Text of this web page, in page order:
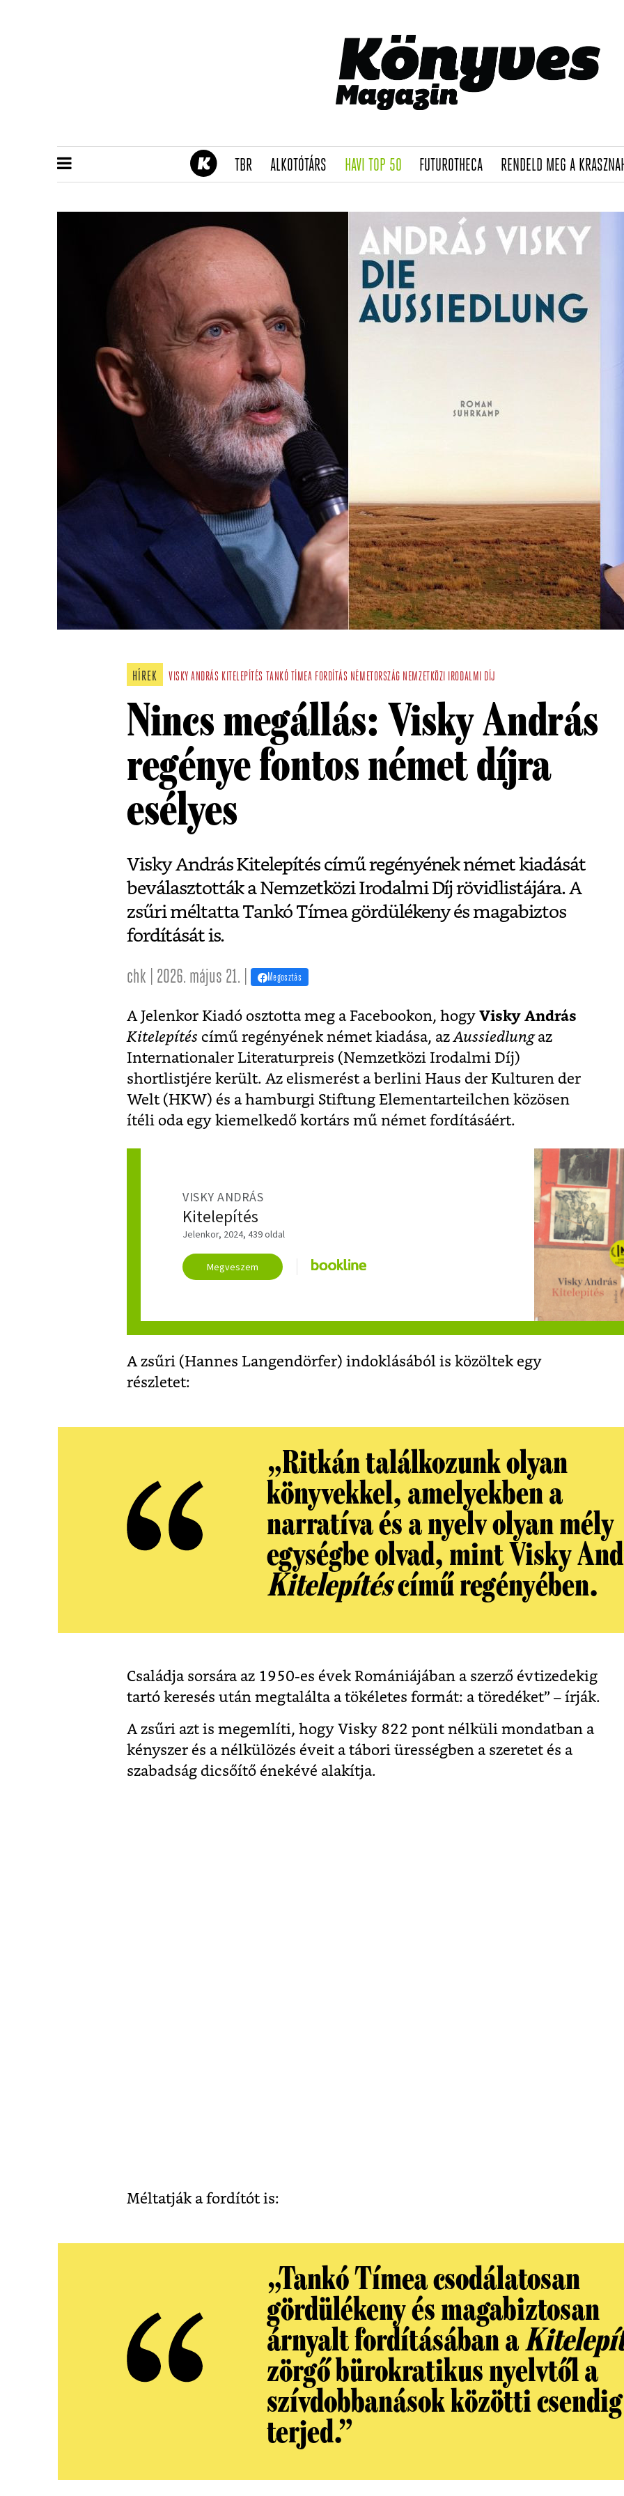
TBR(CURRENT)
ALKOTÓTÁRS(CURRENT)
HAVI TOP 50(CURRENT)
FUTUROTHECA(CURRENT)
RENDELD MEG A
HÍREK VISKY ANDRÁS KITELEPÍTÉS TANKÓ TÍMEA FORDÍTÁS NÉMETORSZÁG NEMZETKÖZI IRODALMI DÍJ
Nincs megállás: Visky András
regénye fontos német díjra
esélyes
Visky András Kitelepítés című regényének német kiadását
beválasztották a Nemzetközi Irodalmi Díj rövidlistájára. A
zsűri méltatta Tankó Tímea gördülékeny és magabiztos
fordítását is.
chk | 2026. május 21. | Megosztás
A Jelenkor Kiadó osztotta meg a Facebookon, hogy Visky András
Kitelepítés című regényének német kiadása, azAussiedlungaz
Internationaler Literaturpreis (Nemzetközi Irodalmi Díj)
shortlistjére került. Az elismerést a berlini Haus der Kulturen der
Welt (HKW) és a hamburgi Stiftung Elementarteilchen közösen
ítéli oda egy kiemelkedő kortárs mű német fordításáért.
VISKY ANDRÁS
Kitelepítés
Jelenkor, 2024, 439 oldal
Megveszem
A zsűri (Hannes Langendörfer) indoklásából is közöltek egy
részletet:
„Ritkán találkozunk olyan
könyvekkel, amelyekben a
narratíva és a nyelv olyan mély
egységbe olvad, mint Visky
Kitelepítéscímű regényében.
Családja sorsára az 1950-es évek Romániájában a szerző évtizedekig
tartó keresés után megtalálta a tökéletes formát: a töredéket” – írják.
A zsűri azt is megemlíti, hogy Visky 822 pont nélküli mondatban a
kényszer és a nélkülözés éveit a tábori ürességben a szeretet és a
szabadság dicsőítő énekévé alakítja.
Méltatják a fordítót is:
„Tankó Tímea csodálatosan
gördülékeny és magabiztosan
árnyalt fordításában a
zörgő bürokratikus nyelvtől a
szívdobbanások közötti csendig
terjed.”